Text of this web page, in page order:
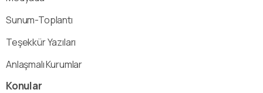
Sunum-Toplantı
Teşekkür Yazıları
Anlaşmalı Kurumlar
Konular